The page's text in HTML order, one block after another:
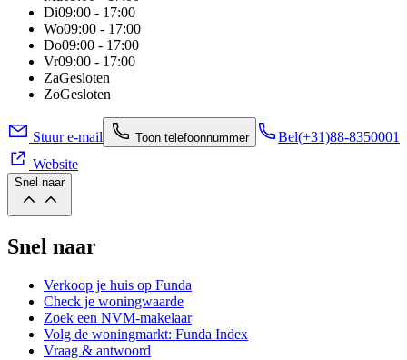
Di09:00 - 17:00
Wo09:00 - 17:00
Do09:00 - 17:00
Vr09:00 - 17:00
ZaGesloten
ZoGesloten
Stuur e-mail Toon telefoonnummer Bel(+31)88-8350001
Website
Snel naar
Snel naar
Verkoop je huis op Funda
Check je woningwaarde
Zoek een NVM-makelaar
Volg de woningmarkt: Funda Index
Vraag & antwoord